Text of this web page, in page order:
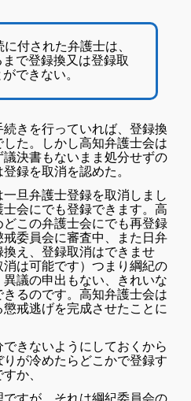
付された弁護士は、
で登録換又は登録取
できない。
きを行っていれば、登録換
た。しかし高知弁護士会は
決書もないまま処分せずの
録を取消を認めた。
旦弁護士登録を取消しまし
会にでも登録できます。高
この弁護士会にでも再登録
委員会に審査中、また日弁
え、登録取消はできませ
は可能です）つまり綱紀の
議の申出もない、きれいな
るのです。高知弁護士会は
戒逃げを完成させたことに
きないようにしておくから
が冷めたらどこかで登録す
か、